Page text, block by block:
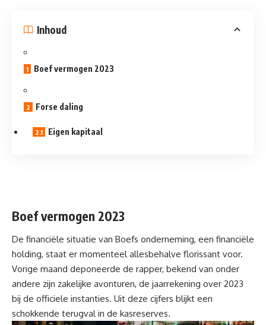
Inhoud
Boef vermogen 2023
Forse daling
Eigen kapitaal
Boef vermogen 2023
De financiële situatie van Boefs onderneming, een financiële
holding, staat er momenteel allesbehalve florissant voor.
Vorige maand deponeerde de rapper, bekend van onder
andere zijn zakelijke avonturen, de jaarrekening over 2023
bij de officiele instanties. Uit deze cijfers blijkt een
schokkende terugval in de kasreserves.